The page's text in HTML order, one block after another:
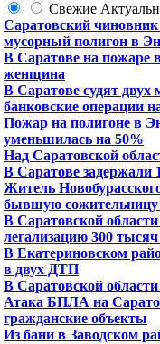
Свежие
Саратовский
мусорный полигон в
В Саратове на пожаре
женщина
В Саратове судят двух
банковские операции
Пожар на полигоне в
уменьшилась на 50%
Над Саратовской
В Саратове задержали
Житель
бывшую сожительницу
В Саратовской
легализацию 300
В Екатериновском
в двух ДТП
В Саратовской
Атака БПЛА на
гражданские объекты
Из бани в Заводском